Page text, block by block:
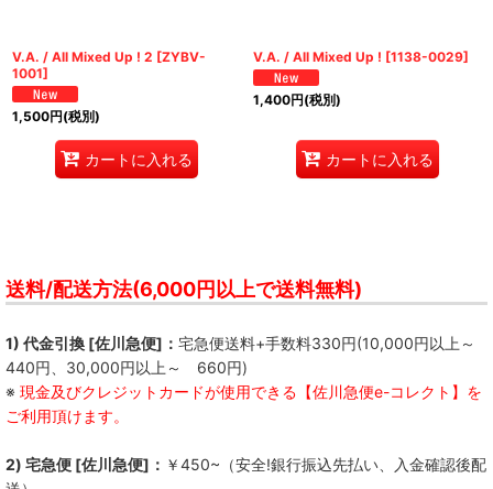
V.A. / All Mixed Up ! 2 [ZYBV-
1001]
1,500円(税別)
カートに入れる
V.A. / All Mixed Up ! [1138-0029]
1,400円(税別)
カートに入れる
送料/配送方法(6,000円以上で送料無料)
1) 代金引換 [佐川急便]： 宅急便送料+手数料330円(10,000円以上～
440円、30,000円以上～ 660円)
※ 現金及びクレジットカードが使用できる【佐川急便e-コレクト】を
ご利用頂けます。
2) 宅急便 [佐川急便]： ￥450~（安全!銀行振込先払い、入金確認後配